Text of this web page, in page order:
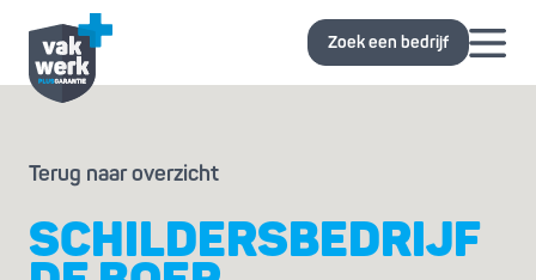
Zoek een bedrijf
Terug naar overzicht
SCHILDERSBEDRIJF